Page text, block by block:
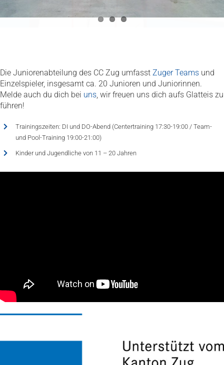
Die Juniorenabteilung des CC Zug umfasst Zuger Teams und
Einzelspieler, insgesamt ca. 20 Junioren und Juniorinnen.
Melde auch du dich bei uns , wir freuen uns dich aufs Glatteis zu
führen!
Trainingszeiten: DI und DO-Abend (Centertraining 17:30-19:00 / Team-
und Pool-Training 19:00-21:00)
Kinder und Jugendliche von 11 – 20 Jahren